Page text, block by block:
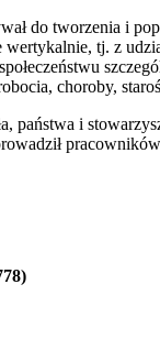
do tworzenia i
tj. z
choroby,
państwa i